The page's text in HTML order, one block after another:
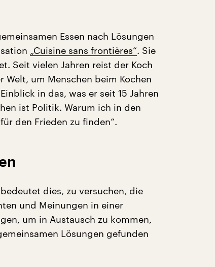
Essen nach Lösungen
„Cuisine sans frontières“. Sie
Seit vielen Jahren reist der Koch
um Menschen beim Kochen
in das, was er seit 15 Jahren
ist Politik. Warum ich in den
den Frieden zu finden“.
dies, zu versuchen, die
und Meinungen in einer
um in Austausch zu kommen,
Lösungen gefunden